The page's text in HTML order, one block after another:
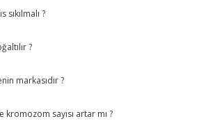
sıkılmalı ?
?
markasıdır ?
kromozom sayısı artar mı ?